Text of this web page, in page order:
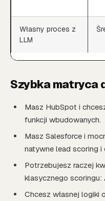
Własny proces z
LLM
Szybka matryca
Masz HubSpot i
funkcji wbudowanych.
Masz Salesforce i
natywne lead scoring i
Potrzebujesz raczej
klasycznego scoringu:
Chcesz własnej logiki